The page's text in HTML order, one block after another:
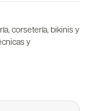
corsetería, bikinis y
y